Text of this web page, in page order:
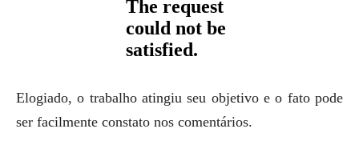
Elogiado, o trabalho atingiu seu objetivo e o fato pode
ser facilmente constato nos comentários.